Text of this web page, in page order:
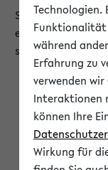
Sie möchten auf
erst nach einer
steht.
Bitte
Technologien.
Funktionalität
während
Erfahrung zu
verwenden
Interaktionen
können Ihre
Wirkung für